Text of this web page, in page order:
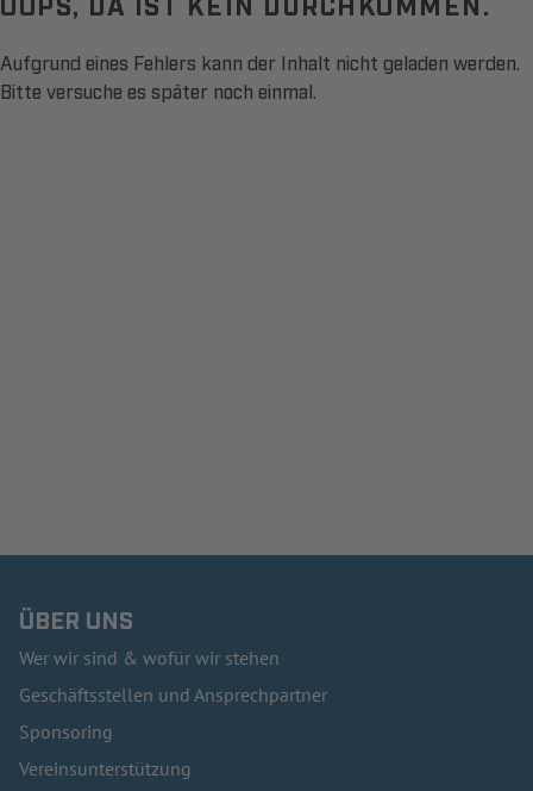
Aufgrund eines Fehlers kann der Inhalt nicht geladen werden.
Bitte versuche es später noch einmal.
ÜBER UNS
Wer wir sind & wofür wir stehen
Geschäftsstellen und Ansprechpartner
Sponsoring
Vereinsunterstützung